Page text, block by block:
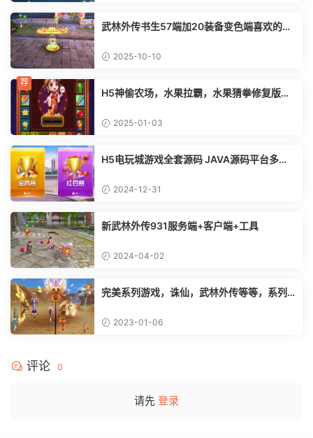
武林外传书生57端加20装备变色端喜欢的拿
2025-10-10
H5神偷农场，水果拉霸，水果猜拳修复版，
2025-01-03
荐
H5电玩城游戏全套源码 JAVA源码平台多玩
2024-12-31
新武林外传931服务端+客户端+工具
2024-04-02
完美系列游戏，诛仙，武林外传等等，系列
2023-01-06
评论 0
请先 登录